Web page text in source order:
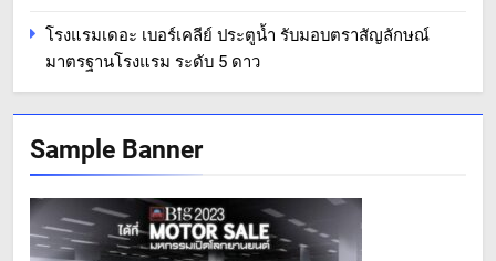
โรงแรมเดอะ เบอร์เคลีย์ ประตูน้ำ รับมอบตราสัญลักษณ์
มาตรฐานโรงแรม ระดับ 5 ดาว
Sample Banner